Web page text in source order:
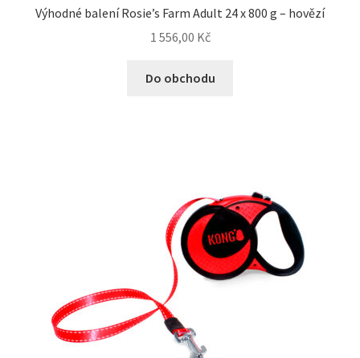
Výhodné balení Rosie’s Farm Adult 24 x 800 g – hovězí
1 556,00 Kč
Do obchodu